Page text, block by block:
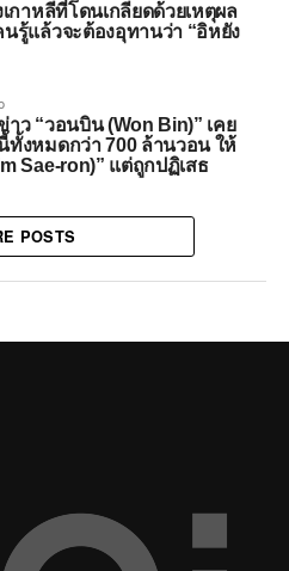
เกาหลีที่โดนเกลียดด้วยเหตุผล
รู้แล้วจะต้องอุทานว่า “อิหยัง
าว “วอนบิน (Won Bin)” เคย
ทั้งหมดกว่า 700 ล้านวอน ให้
Sae-ron)” แต่ถูกปฏิเสธ
POSTS